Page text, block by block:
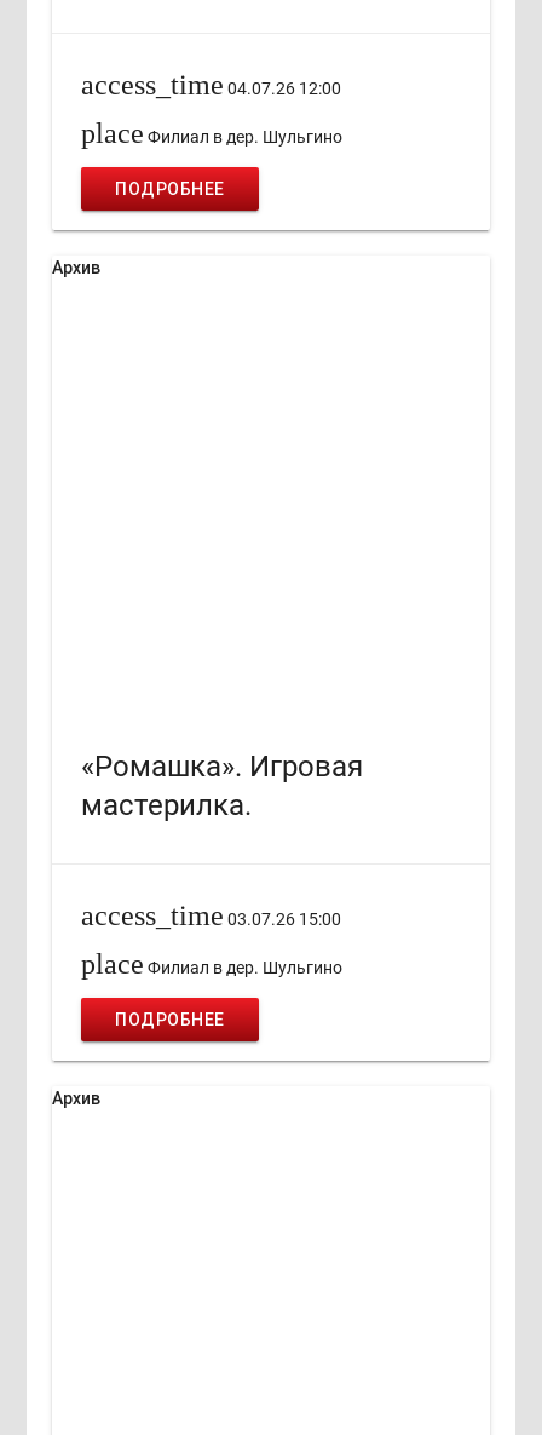
access_time 04.07.26 12:00
place Филиал в дер. Шульгино
ПОДРОБНЕЕ
Архив
«Ромашка». Игровая
мастерилка.
access_time 03.07.26 15:00
place Филиал в дер. Шульгино
ПОДРОБНЕЕ
Архив